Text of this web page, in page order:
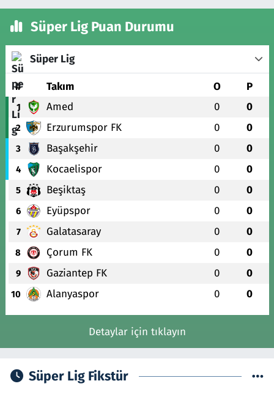
Süper Lig Puan Durumu
Süper Lig
# Takım O P
1 Amed 0 0
2 Erzurumspor FK 0 0
3 Başakşehir 0 0
4 Kocaelispor 0 0
5 Beşiktaş 0 0
6 Eyüpspor 0 0
7 Galatasaray 0 0
8 Çorum FK 0 0
9 Gaziantep FK 0 0
10 Alanyaspor 0 0
Detaylar için tıklayın
Süper Lig Fikstür